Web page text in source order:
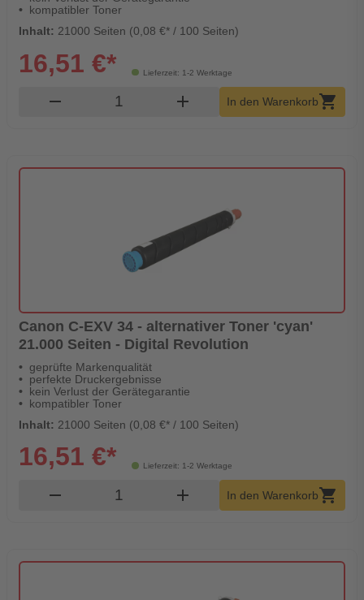
kompatibler Toner
Inhalt: 21000 Seiten (0,08 €* / 100 Seiten)
Lieferzeit: 1-2 Werktage
16,51 €*
remove Produkt Warenkorb Menge
add In den Warenkorb shopping_cart
Canon C-EXV 34 - alternativer Toner 'cyan'
21.000 Seiten - Digital Revolution
geprüfte Markenqualität
perfekte Druckergebnisse
kein Verlust der Gerätegarantie
kompatibler Toner
Inhalt: 21000 Seiten (0,08 €* / 100 Seiten)
Lieferzeit: 1-2 Werktage
16,51 €*
remove Produkt Warenkorb Menge
add In den Warenkorbshopping_cart